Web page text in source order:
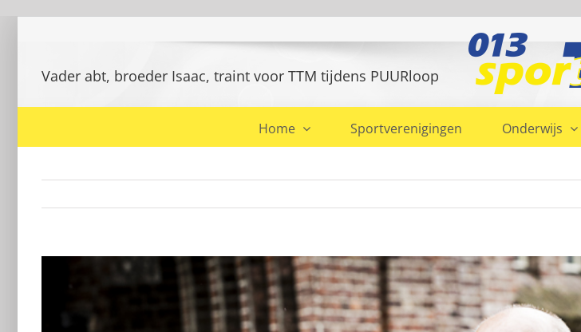
Home Sportverenigingen Onderwijs
Vader abt, broeder Isaac, traint voor TTM tijdens PUURloop